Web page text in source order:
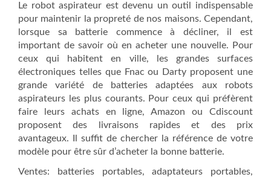
Le robot aspirateur est devenu un outil indispensable
pour maintenir la propreté de nos maisons. Cependant,
lorsque sa batterie commence à décliner, il est
important de savoir où en acheter une nouvelle. Pour
ceux qui habitent en ville, les grandes surfaces
électroniques telles que Fnac ou Darty proposent une
grande variété de batteries adaptées aux robots
aspirateurs les plus courants. Pour ceux qui préfèrent
faire leurs achats en ligne, Amazon ou Cdiscount
proposent des livraisons rapides et des prix
avantageux. Il suffit de chercher la référence de votre
modèle pour être sûr d’acheter la bonne batterie.
Ventes: batteries portables, adaptateurs portables,